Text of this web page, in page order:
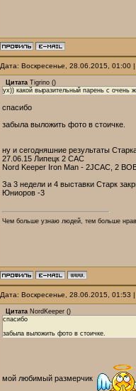
Дата: Воскресенье, 28.06.2015,
Цитата Tigrino ()
ух)) какой выразительный парень с очень
спасибо
забыла выложить фото в стоичке.
ну и сегодняшние результаты
27.06.15 Липецк 2 CAC
Nord Keeper Iron Man - 2JCAC, 2
За 3 недели и 4 выставки Старк
Юниоров -3
Чем больше узнаю людей, тем больше
Дата: Воскресенье, 28.06.2015,
Цитата NordKeeper ()
спасибо
забыла выложить фото в стоичке.
мой любимый размерчик